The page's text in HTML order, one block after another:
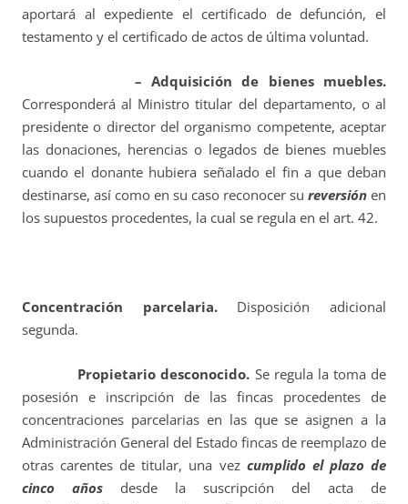
aportará al expediente el certificado de defunción, el
testamento y el certificado de actos de última voluntad.
– Adquisición de bienes muebles.
Corresponderá al Ministro titular del departamento, o al
presidente o director del organismo competente, aceptar
las donaciones, herencias o legados de bienes muebles
cuando el donante hubiera señalado el fin a que deban
destinarse, así como en su caso reconocer su reversión en
los supuestos procedentes, la cual se regula en el art. 42.
Concentración parcelaria. Disposición adicional
segunda.
Propietario desconocido. Se regula la toma de
posesión e inscripción de las fincas procedentes de
concentraciones parcelarias en las que se asignen a la
Administración General del Estado fincas de reemplazo de
otras carentes de titular, una vez cumplido el plazo de
cinco años desde la suscripción del acta de